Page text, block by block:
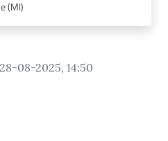
(MI)
28-08-2025, 14:50